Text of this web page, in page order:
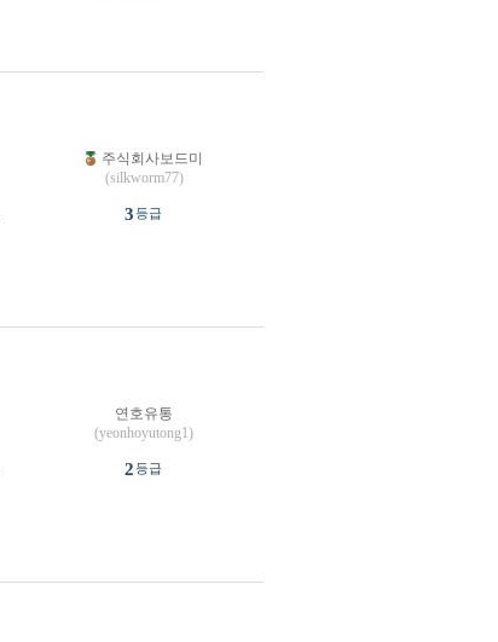
주식회사보드미
(silkworm77)
3등급
연호유통
(yeonhoyutong1)
2등급